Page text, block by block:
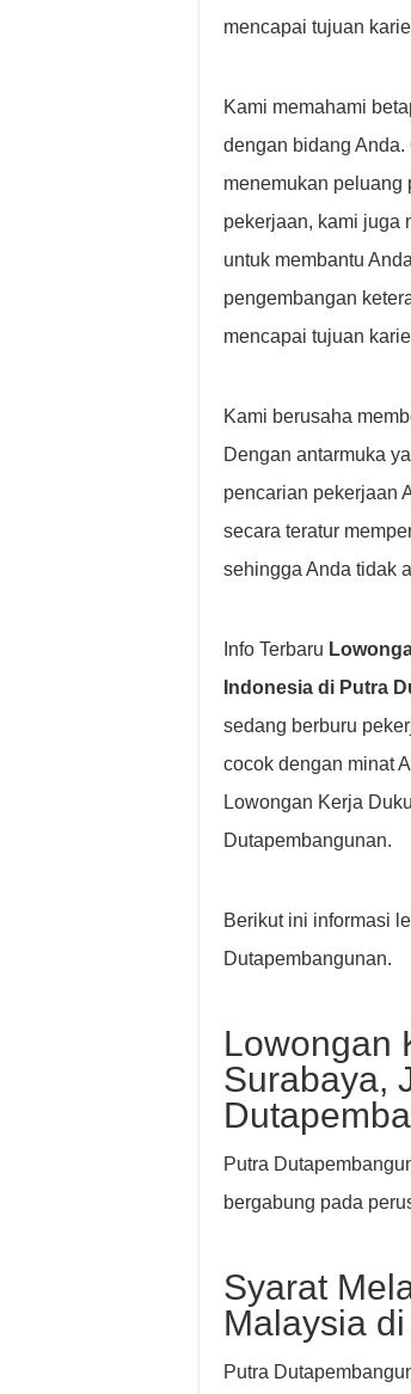
mencapai tujuan
Kami memahami
dengan bidang Anda.
menemukan peluang
pekerjaan, kami juga
untuk membantu
pengembangan
mencapai tujuan
Kami berusaha
Dengan antarmuka
pencarian pekerjaan
secara teratur
sehingga Anda tidak
Info Terbaru
Indonesia di Putra
sedang berburu
cocok dengan minat
Lowongan Kerja
Dutapembangunan.
Berikut ini informasi
Dutapembangunan.
Lowongan
Surabaya,
Putra
bergabung pada
Syarat
Malaysia
Putra